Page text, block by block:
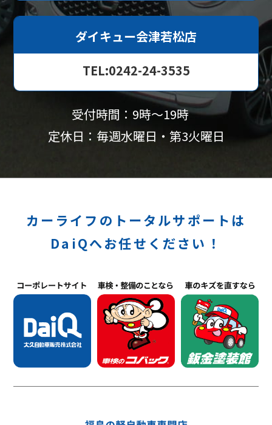
ダイキュー会津若松店
TEL:0242-24-3535
受付時間：9時〜19時
定休日：毎週水曜日・第3火曜日
カーライフのトータルサポートは
DaiQへお任せください！